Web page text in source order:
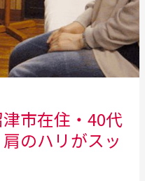
津市在住・40代
のハリがスッ